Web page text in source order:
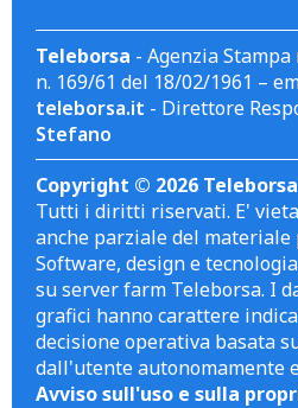
Teleborsa - Agenzia
n. 169/61 del 18/02/1961 –
teleborsa.it - Direttore
Stefano
Copyright © 2026 Teleborsa
Tutti i diritti riservati. E'
anche parziale del materiale
Software, design e
su server farm Teleborsa. I
grafici hanno carattere
decisione operativa basata
dall'utente autonomamente
Avviso sull'uso e sulla